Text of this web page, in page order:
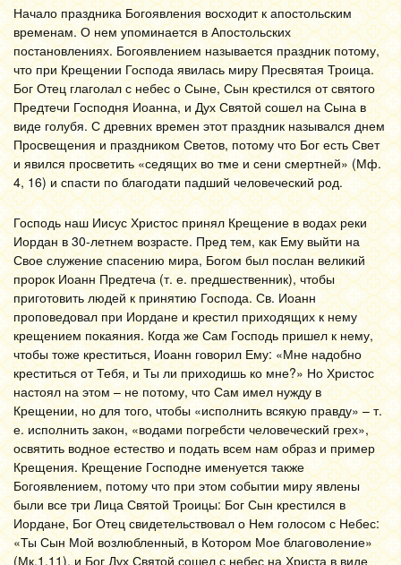
Начало праздника Богоявления восходит к апостольским
временам. О нем упоминается в Апостольских
постановлениях. Богоявлением называется праздник потому,
что при Крещении Господа явилась миру Пресвятая Троица.
Бог Отец глаголал с небес о Сыне, Сын крестился от святого
Предтечи Господня Иоанна, и Дух Святой сошел на Сына в
виде голубя. С древних времен этот праздник назывался днем
Просвещения и праздником Светов, потому что Бог есть Свет
и явился просветить «седящих во тме и сени смертней» (Мф.
4, 16) и спасти по благодати падший человеческий род.
Господь наш Иисус Христос принял Крещение в водах реки
Иордан в 30-летнем возрасте. Пред тем, как Ему выйти на
Свое служение спасению мира, Богом был послан великий
пророк Иоанн Предтеча (т. е. предшественник), чтобы
приготовить людей к принятию Господа. Св. Иоанн
проповедовал при Иордане и крестил приходящих к нему
крещением покаяния. Когда же Сам Господь пришел к нему,
чтобы тоже креститься, Иоанн говорил Ему: «Мне надобно
креститься от Тебя, и Ты ли приходишь ко мне?» Но Христос
настоял на этом – не потому, что Сам имел нужду в
Крещении, но для того, чтобы «исполнить всякую правду» – т.
е. исполнить закон, «водами погребсти человеческий грех»,
освятить водное естество и подать всем нам образ и пример
Крещения. Крещение Господне именуется также
Богоявлением, потому что при этом событии миру явлены
были все три Лица Святой Троицы: Бог Сын крестился в
Иордане, Бог Отец свидетельствовал о Нем голосом с Небес:
«Ты Сын Мой возлюбленный, в Котором Мое благоволение»
(Мк.1,11), и Бог Дух Святой сошел с небес на Христа в виде